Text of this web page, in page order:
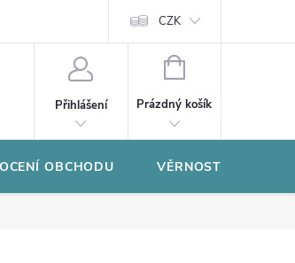
CZK
Přihlášení
NÁKUPNÍ
Prázdný košík
OBCHODU VĚRNOSTNÍ